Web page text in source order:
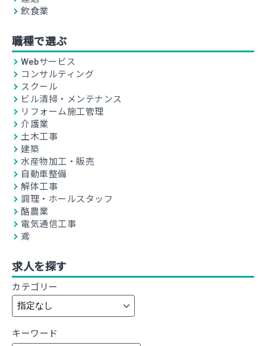
飲食業
職種で選ぶ
Webサービス
コンサルティング
スクール
ビル清掃・メンテナンス
リフォーム施工管理
介護業
土木工事
建築
水産物加工・販売
自動車整備
解体工事
調理・ホールスタッフ
酪農業
電気通信工事
鳶
求人を探す
カテゴリー
キーワード